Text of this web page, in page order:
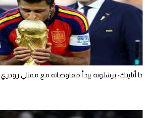
ذا أثليتك: برشلونة يبدأ مفاوضاته مع ممثلي رودري